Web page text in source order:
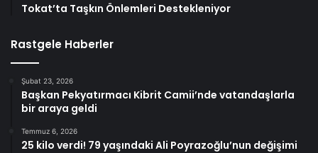
Tokat’ta Taşkın Önlemleri Destekleniyor
Rastgele Haberler
Şubat 23, 2026
Başkan Pekyatırmacı Kibrit Camii’nde vatandaşlarla
bir araya geldi
Temmuz 6, 2026
25 kilo verdi! 79 yaşındaki Ali Poyrazoğlu’nun değişimi